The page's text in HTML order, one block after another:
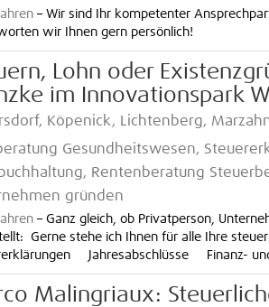
– Wir sind Ihr kompetenter
wir Ihnen gern persönlich!
Lohn oder
im Innovationspark
Köpenick, Lichtenberg,
Gesundheitswesen,
Rentenberatung
gründen
– Ganz gleich, ob Privatperson,
Gerne stehe ich Ihnen für alle Ihre
Jahresabschlüsse Finanz- und
Malingriaux: